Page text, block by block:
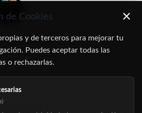
28016 Madrid
de Cookies ×
y de terceros para mejorar tu
Puedes aceptar todas las
o rechazarlas.